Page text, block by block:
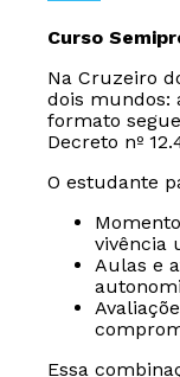
Curso
Na Cruzeiro
dois mundos:
formato
Decreto nº
O estudante
vivência
Aulas e
Essa